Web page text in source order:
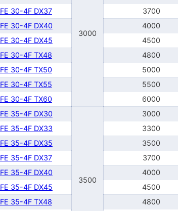
3000
FE 30-4F DX37
3700
FE 30-4F DX40
4000
FE 30-4F DX45
4500
FE 30-4F TX48
4800
FE 30-4F TX50
5000
FE 30-4F TX55
5500
FE 30-4F TX60
6000
FE 35-4F DX30
3500
3000
FE 35-4F DX33
3300
FE 35-4F DX35
3500
FE 35-4F DX37
3700
FE 35-4F DX40
4000
FE 35-4F DX45
4500
FE 35-4F TX48
4800